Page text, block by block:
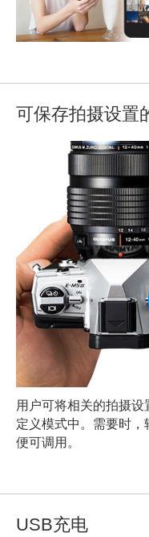
可保存拍摄设置
用户可将相关的拍摄
定义模式中。需要时，
便可调用。
USB充电